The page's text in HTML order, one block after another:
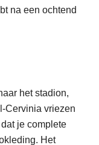
na een ochtend
het stadion,
Cervinia vriezen
je complete
Het